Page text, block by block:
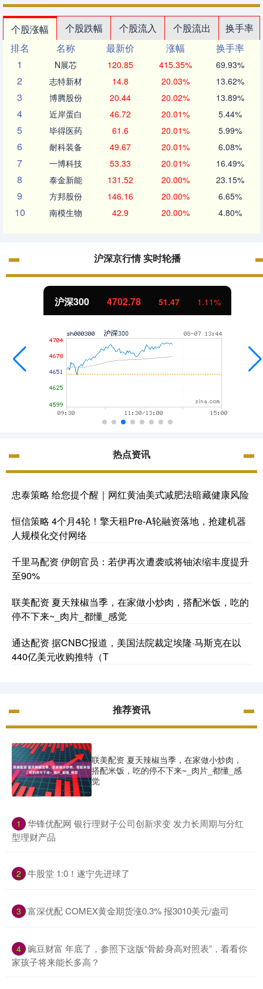
个股涨幅 个股跌幅 个股流入 个股流出
换手率
排名
名称 最新价 涨幅
换手率
1
N展芯 120.85 415.35% 69.93%
2 志特新材 14.8 20.03% 13.62%
3 博腾股份 20.44 20.02% 13.89%
4 近岸蛋白 46.72 20.01% 5.44%
5 毕得医药 61.6 20.01% 5.99%
6 耐科装备 49.67 20.01% 6.08%
7 一博科技 53.33 20.01% 16.49%
8 泰金新能 131.52 20.00% 23.15%
9 方邦股份 146.16 20.00% 6.65%
10 南模生物 42.9 20.00% 4.80%
沪深京行情 实时轮播
沪深300 4702.78 51.47 1.11%
热点资讯
忠泰策略 给您提个醒｜网红黄油美式减肥法暗藏健康风险
恒信策略 4个月4轮！擎天租Pre-A轮融资落地，抢建机器
人规模化交付网络
千里马配资 伊朗官员：若伊再次遭袭或将铀浓缩丰度提升
至90%
联美配资 夏天辣椒当季，在家做小炒肉，搭配米饭，吃的
停不下来~_肉片_都懂_感觉
通达配资 据CNBC报道，美国法院裁定埃隆·马斯克在以
440亿美元收购推特（T
推荐资讯
联美配资 夏天辣椒当季，在家做小炒肉，
搭配米饭，吃的停不下来~_肉片_都懂_感
觉
1
​华锋优配网 银行理财子公司创新求变 发力长周期与分红
型理财产品
2 ​牛股堂 1:0！遂宁先进球了
3 ​富深优配 COMEX黄金期货涨0.3% 报3010美元/盎司
4 ​豌豆财富 年底了，参照下这版“骨龄身高对照表”，看看你
家孩子将来能长多高？